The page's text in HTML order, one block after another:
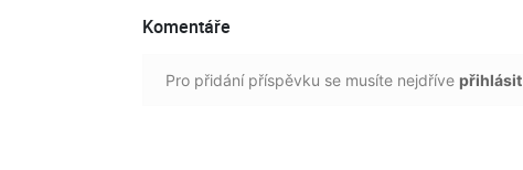
Komentáře
Pro přidání příspěvku se musíte nejdříve přihlásit